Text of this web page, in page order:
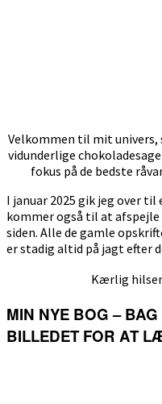
Velkommen til mit univers,
vidunderlige
fokus på de bedste
I januar 2025 gik jeg over
kommer også til at
siden. Alle de gamle
er stadig altid på jagt efter
Kærlig
MIN NYE BOG –
BILLEDET FOR AT